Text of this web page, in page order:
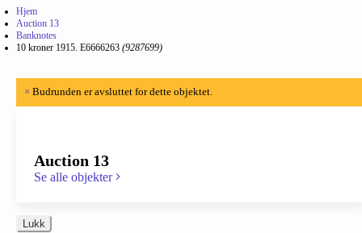
Hjem
Auction 13
Banknotes
10 kroner 1915. E6666263 (9287699)
× Budrunden er avsluttet for dette objektet.
Auction 13
Se alle objekter
Lukk